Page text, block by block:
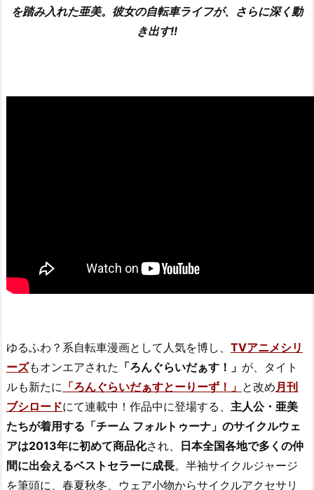
を踏み入れた亜美。彼女の自転車ライフが、さらに深く動
き出す!!
ゆるふわ？系自転車漫画として人気を博し、 TVアニメシリ
ーズもオンエアされた 「ろんぐらいだぁす！」 が、タイト
ルも新たに 「ろんぐらいだぁすとーりーず！」 と改め 月刊
ブシロードにて連載中！作品中に登場する、 主人公・亜美
たちが着用する「チーム フォルトゥーナ」のサイクルウェ
アは2013年に初めて商品化され、 日本全国各地で多くの仲
間に出会えるベストセラーに成長。半袖サイクルジャージ
を筆頭に、春夏秋冬、ウェア小物からサイクルアクセサリ